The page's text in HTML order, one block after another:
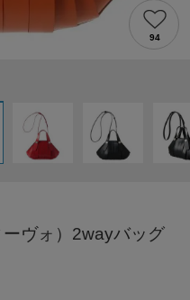
94
ヴォ）2wayバッグ